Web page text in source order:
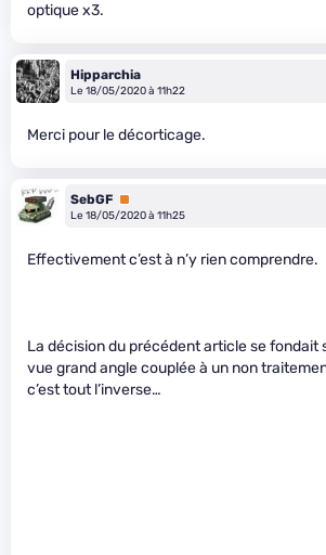
optique x3.
Hipparchia
Le 18/05/2020 à 11h22
Merci pour le décorticage.
SebGF Premium
Le 18/05/2020 à 11h25
Effectivement c’est à n’y rien comprendre.
La décision du précédent article se fondait
vue grand angle couplée à un non
c’est tout l’inverse…